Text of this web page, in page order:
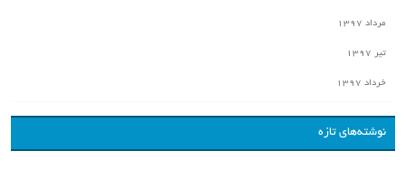
مرداد ۱۳۹۷
تیر ۱۳۹۷
خرداد ۱۳۹۷
نوشته‌های تازه